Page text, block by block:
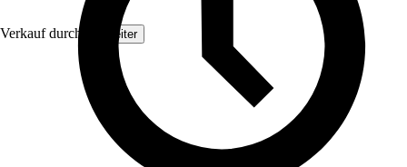
Verkauf durch: Topleiter